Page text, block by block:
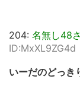
204: 名無し48
ID:MxXL9ZG4d
いーだのどっき